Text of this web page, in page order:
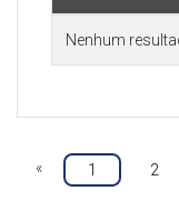
Nenhum
« 1 2